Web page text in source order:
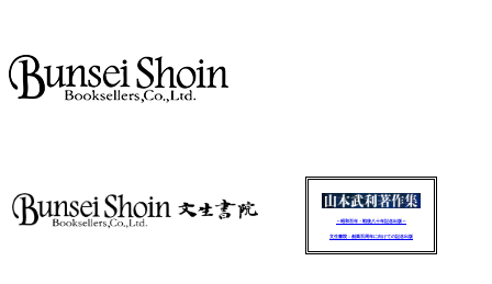
～昭和百年・戦後八十年記念出版～
文生書院：創業百周年に向けての記念出版